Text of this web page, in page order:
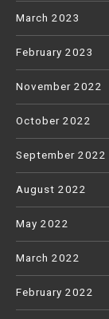
March 2023
February 2023
November 2022
October 2022
September 2022
August 2022
May 2022
March 2022
February 2022